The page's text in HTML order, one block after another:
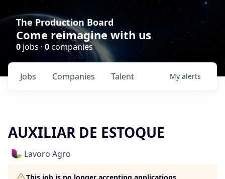
The Production Board
Come reimagine with us
0 jobs ·0companies
Jobs Companies Talent My alerts
AUXILIAR DE ESTOQUE
Lavoro Agro